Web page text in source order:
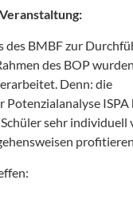
BMBF zur
des BOP
Denn: die
ISPA
sehr individuell